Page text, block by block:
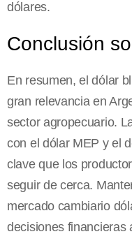
dólares.
Conclusión
En resumen, el dólar
gran relevancia en
sector agropecuario.
con el dólar MEP y el
clave que los
seguir de cerca.
mercado cambiario
decisiones financieras